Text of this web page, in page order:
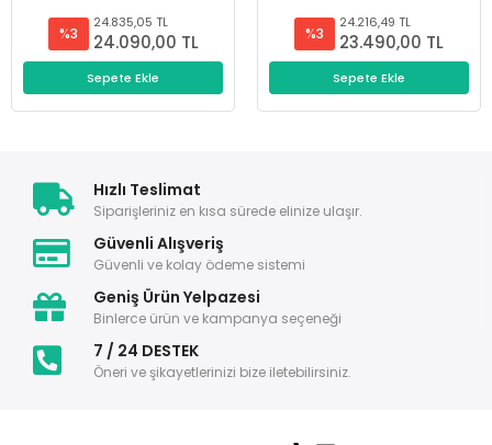
%3
24.835,05 TL
24.090,00 TL
Sepete Ekle
%3
24.216,49 TL
23.490,00 TL
Sepete Ekle
Hızlı Teslimat
Siparişleriniz en kısa sürede elinize ulaşır.
Güvenli Alışveriş
Güvenli ve kolay ödeme sistemi
Geniş Ürün Yelpazesi
Binlerce ürün ve kampanya seçeneği
7 / 24 DESTEK
Öneri ve şikayetlerinizi bize iletebilirsiniz.